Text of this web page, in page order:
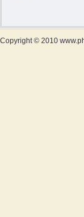
Copyright © 2010